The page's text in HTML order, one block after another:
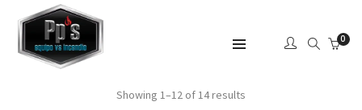
0
Showing 1–12 of 14 results